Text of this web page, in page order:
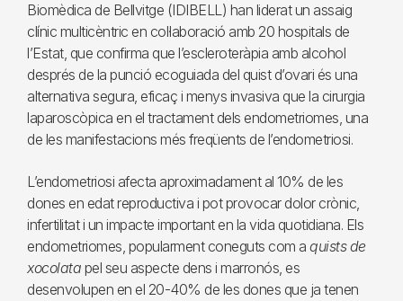
Biomèdica de Bellvitge (IDIBELL) han liderat un assaig
clínic multicèntric en col·laboració amb 20 hospitals de
l’Estat, que confirma que l’escleroteràpia amb alcohol
després de la punció ecoguiada del quist d’ovari és una
alternativa segura, eficaç i menys invasiva que la cirurgia
laparoscòpica en el tractament dels endometriomes, una
de les manifestacions més freqüents de l’endometriosi.
L’endometriosi afecta aproximadament al 10% de les
dones en edat reproductiva i pot provocar dolor crònic,
infertilitat i un impacte important en la vida quotidiana. Els
endometriomes, popularment coneguts com a quists de
xocolata pel seu aspecte dens i marronós, es
desenvolupen en el 20-40% de les dones que ja tenen